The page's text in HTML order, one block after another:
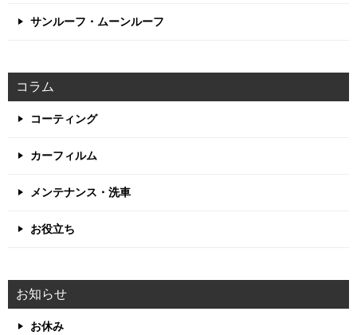
サンルーフ・ムーンルーフ
コラム
コーティング
カーフィルム
メンテナンス・洗車
お役立ち
お知らせ
お休み